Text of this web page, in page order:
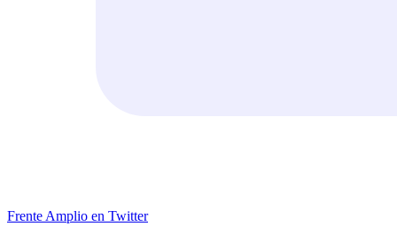
Frente Amplio en Twitter